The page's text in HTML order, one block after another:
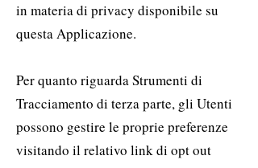
in materia di privacy disponibile su
questa Applicazione.
Per quanto riguarda Strumenti di
Tracciamento di terza parte, gli Utenti
possono gestire le proprie preferenze
visitando il relativo link di opt out